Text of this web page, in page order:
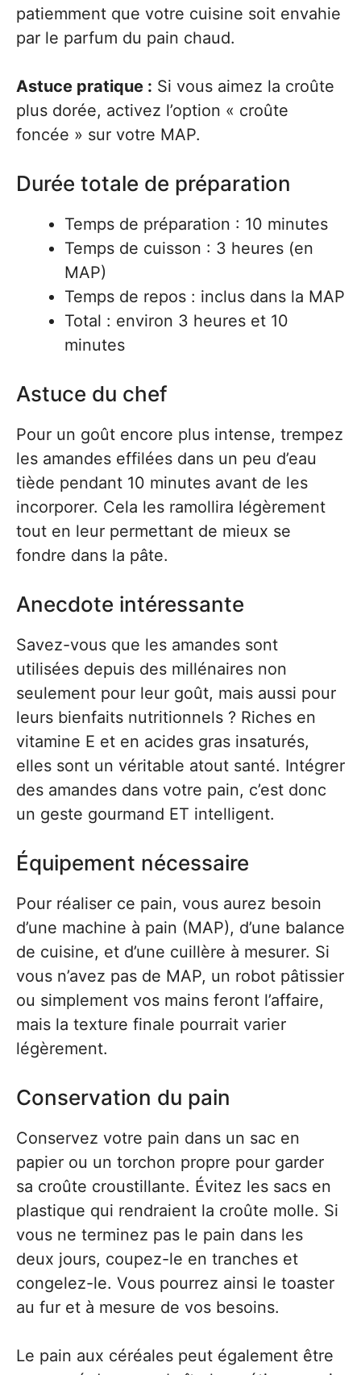
patiemment que votre cuisine soit envahie
par le parfum du pain chaud.
Astuce pratique : Si vous aimez la croûte
plus dorée, activez l’option « croûte
foncée » sur votre MAP.
Durée totale de préparation
Temps de préparation : 10 minutes
Temps de cuisson : 3 heures (en
MAP)
Temps de repos : inclus dans la MAP
Total : environ 3 heures et 10
minutes
Astuce du chef
Pour un goût encore plus intense, trempez
les amandes effilées dans un peu d’eau
tiède pendant 10 minutes avant de les
incorporer. Cela les ramollira légèrement
tout en leur permettant de mieux se
fondre dans la pâte.
Anecdote intéressante
Savez-vous que les amandes sont
utilisées depuis des millénaires non
seulement pour leur goût, mais aussi pour
leurs bienfaits nutritionnels ? Riches en
vitamine E et en acides gras insaturés,
elles sont un véritable atout santé. Intégrer
des amandes dans votre pain, c’est donc
un geste gourmand ET intelligent.
Équipement nécessaire
Pour réaliser ce pain, vous aurez besoin
d’une machine à pain (MAP), d’une balance
de cuisine, et d’une cuillère à mesurer. Si
vous n’avez pas de MAP, un robot pâtissier
ou simplement vos mains feront l’affaire,
mais la texture finale pourrait varier
légèrement.
Conservation du pain
Conservez votre pain dans un sac en
papier ou un torchon propre pour garder
sa croûte croustillante. Évitez les sacs en
plastique qui rendraient la croûte molle. Si
vous ne terminez pas le pain dans les
deux jours, coupez-le en tranches et
congelez-le. Vous pourrez ainsi le toaster
au fur et à mesure de vos besoins.
Le pain aux céréales peut également être